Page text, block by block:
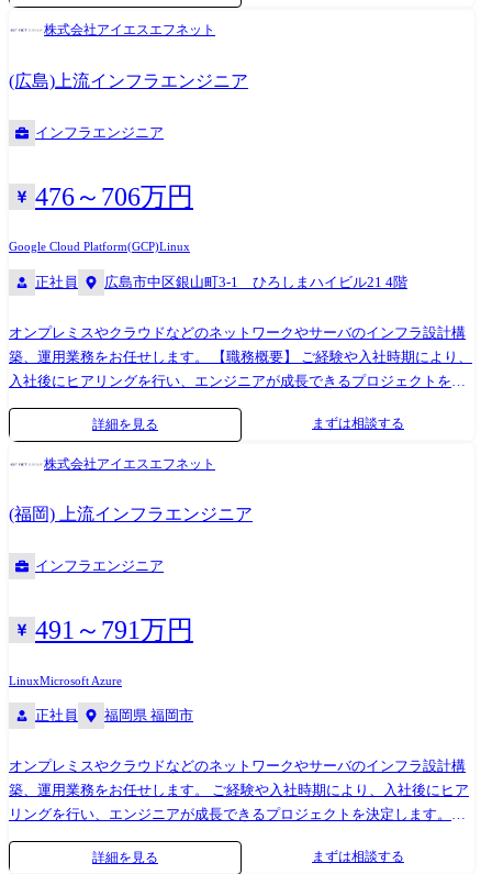
じ、将来はネットワークやサーバの構築や設計など、上流工程へチャレ
けクラウドサービス設計構築運用業務 ●行政機関向けシステム導入提
案・システム構築業務 ●行政機関向けネットワーク機器更改業務 ●教育
機関向けシステム構築運用業務
株式会社アイエスエフネット
(広島)上流インフラエンジニア
インフラエンジニア
476～706万円
Google Cloud Platform(GCP)Linux
正社員 広島市中区銀山町3-1 ひろしまハイビル21 4階
オンプレミスやクラウドなどのネットワークやサーバのインフラ設計構
築、運用業務をお任せします。 【職務概要】 ご経験や入社時期により、
入社後にヒアリングを行い、エンジニアが成長できるプロジェクトを決
定します。大手企業での就業が多く、運用系の案件は数年単位の長期に
及びます。データセンターの移転に関するプロジェクトや、ハード機器
スペシャリストなどキャリアアップ可能な環境です。 【プロジェクト
例】 ●サーバ/セキュリティ導入…LinuxによるDNSサーバ統一、 ●更改機
器に搭載するバージョンのジョブ管理システムの検証環境構築 ●官公庁
向けストストレージ製品構築 ●SaaS型監視サービスやバックアップサー
ク、セキュリティ、音声などトータルソリューションでの運用(70名体
制) ●大手金融機関でのオンラインシステム設計構築・運用保守
詳細を見る まずは相談する
株式会社アイエスエフネット
(福岡) 上流インフラエンジニア
インフラエンジニア
491～791万円
LinuxMicrosoft Azure
正社員 福岡県 福岡市
オンプレミスやクラウドなどのネットワークやサーバのインフラ設計構
築、運用業務をお任せします。 ご経験や入社時期により、入社後にヒア
リングを行い、エンジニアが成長できるプロジェクトを決定します。大
手企業での就業が多く、運用系の案件は数年単位の長期に及びます。デ
ータセンターの移転に関するプロジェクトや、ハード機器メーカーから
詳細を見る まずは相談する